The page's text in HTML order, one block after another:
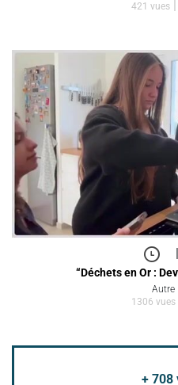
421 vues
“Déchets en Or :
Autre
1306 vues
+ 708